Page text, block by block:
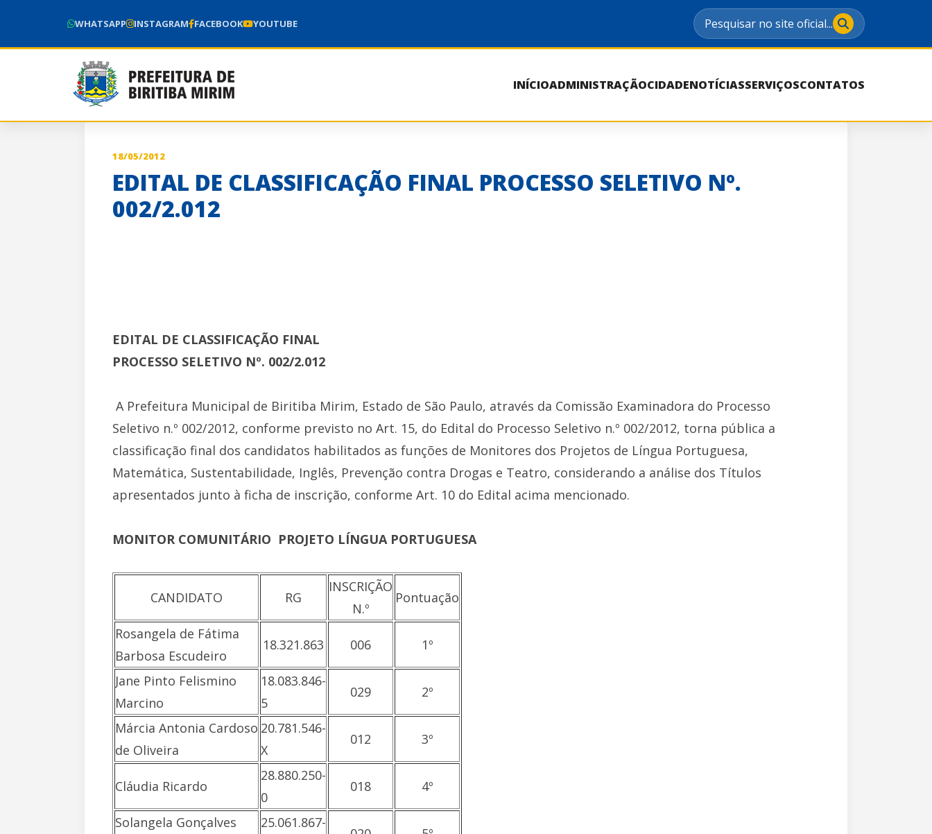
WHATSAPP INSTAGRAM FACEBOOK YOUTUBE Pesquisar no site oficial...
INÍCIOADMINISTRAÇÃOCIDADENOTÍCIASSERVIÇOSCONTATOS
18/05/2012
EDITAL DE CLASSIFICAÇÃO FINAL PROCESSO SELETIVO Nº.
002/2.012
EDITAL DE CLASSIFICAÇÃO FINAL
PROCESSO SELETIVO Nº. 002/2.012
A Prefeitura Municipal de Biritiba Mirim, Estado de São Paulo, através da Comissão Examinadora do Processo
Seletivo n.º 002/2012, conforme previsto no Art. 15, do Edital do Processo Seletivo n.º 002/2012, torna pública a
classificação final dos candidatos habilitados as funções de Monitores dos Projetos de Língua Portuguesa,
Matemática, Sustentabilidade, Inglês, Prevenção contra Drogas e Teatro, considerando a análise dos Títulos
apresentados junto à ficha de inscrição, conforme Art. 10 do Edital acima mencionado.
MONITOR COMUNITÁRIO  PROJETO LÍNGUA PORTUGUESA
CANDIDATO RG
INSCRIÇÃO
N.º
Pontuação
Rosangela de Fátima
Barbosa Escudeiro
18.321.863 006 1º
Jane Pinto Felismino
Marcino
18.083.846-
5
029 2º
Márcia Antonia Cardoso
de Oliveira
20.781.546-
X
012 3º
Cláudia Ricardo
28.880.250-
0
018 4º
Solangela Gonçalves
25.061.867-